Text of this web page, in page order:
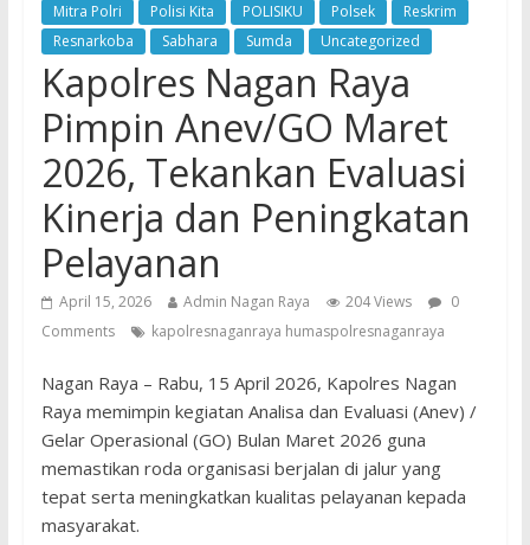
Mitra Polri
Polisi Kita POLISIKU Polsek
Reskrim
Resnarkoba
Sabhara Sumda Uncategorized
Kapolres Nagan Raya
Pimpin Anev/GO Maret
2026, Tekankan Evaluasi
Kinerja dan Peningkatan
Pelayanan
April 15, 2026 Admin Nagan Raya 204 Views
0
Comments
kapolresnaganraya humaspolresnaganraya
Nagan Raya – Rabu, 15 April 2026, Kapolres Nagan
Raya memimpin kegiatan Analisa dan Evaluasi (Anev) /
Gelar Operasional (GO) Bulan Maret 2026 guna
memastikan roda organisasi berjalan di jalur yang
tepat serta meningkatkan kualitas pelayanan kepada
masyarakat.